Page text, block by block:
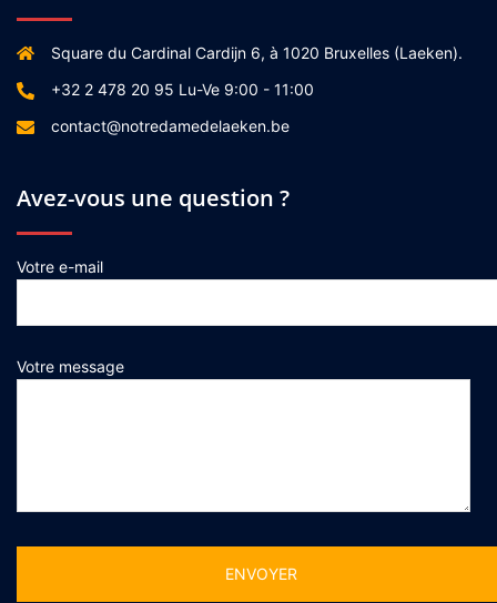
Square du Cardinal Cardijn 6, à 1020 Bruxelles (Laeken).
+32 2 478 20 95 Lu-Ve 9:00 - 11:00
contact@notredamedelaeken.be
Avez-vous une question ?
Votre e-mail
Votre message